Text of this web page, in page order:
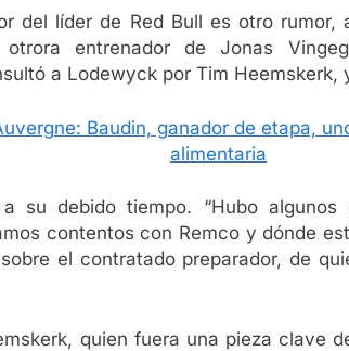
del líder de Red Bull es otro rumor,
entrenador de Jonas
a Lodewyck por Tim Heemskerk,
Baudin, ganador de etapa,
alimentaria
a su debido tiempo. “Hubo
contentos con Remco y dónde
el contratado preparador, de
quien fuera una pieza clave